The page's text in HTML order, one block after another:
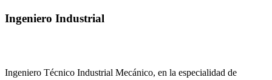
Ingeniero Industrial
Ingeniero Técnico Industrial Mecánico, en la especialidad de